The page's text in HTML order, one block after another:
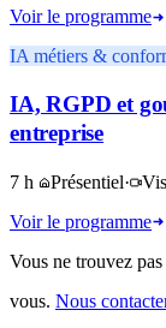
Voir le programme
IA métiers &
IA, RGPD et
entreprise
7 h Présentiel·
Voir le programme
Vous ne trouvez
vous. Nous